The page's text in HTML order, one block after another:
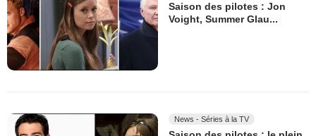
Saison des pilotes : Jon
Voight, Summer Glau...
News - Séries à la TV